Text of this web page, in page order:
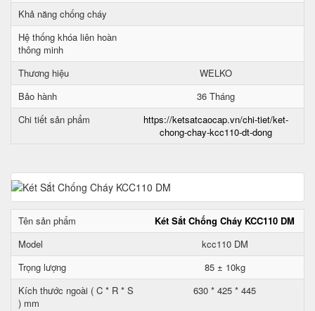
Khả năng chống cháy
Hệ thống khóa liên hoàn
thông minh
Thương hiệu
WELKO
Bảo hành
36 Tháng
Chi tiết sản phẩm
https://ketsatcaocap.vn/chi-tiet/ket-
chong-chay-kcc110-dt-dong
Tên sản phẩm
Két Sắt Chống Cháy KCC110 DM
Model
kcc110 DM
Trọng lượng
85 ± 10kg
Kích thước ngoài ( C * R * S
) mm
630 * 425 * 445